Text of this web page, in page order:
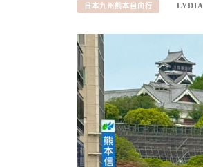
日本九州熊本自由行 LYDIA